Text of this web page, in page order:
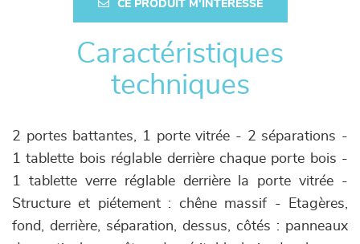
CE PRODUIT M'INTÉRESSE
Caractéristiques
techniques
2 portes battantes, 1 porte vitrée - 2 séparations -
1 tablette bois réglable derrière chaque porte bois -
1 tablette verre réglable derrière la porte vitrée -
Structure et piétement : chêne massif - Etagères,
fond, derrière, séparation, dessus, côtés : panneaux